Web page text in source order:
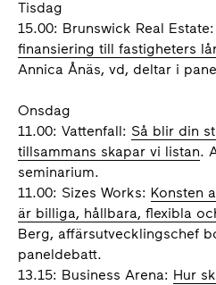
Tisdag
15.00: Brunswick Real Estate:
finansiering till fastigheters
Annica Ånäs, vd, deltar i
Onsdag
11.00: Vattenfall: Så blir din
tillsammans skapar vi listan.
seminarium.
11.00: Sizes Works: Konsten
är billiga, hållbara, flexibla
Berg, affärsutvecklingschef
paneldebatt.
13.15: Business Arena: Hur